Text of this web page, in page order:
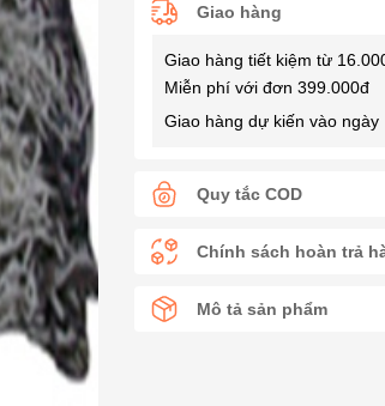
Giao hàng
Giao hàng tiết kiệm từ
Miễn phí với đơn 399.000đ
Giao hàng dự kiến vào
Quy tắc COD
Chính sách hoàn trả
Mô tả sản phẩm